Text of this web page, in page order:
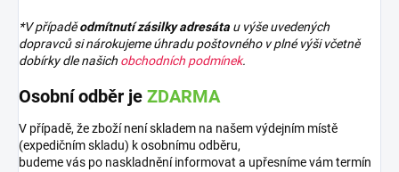
*V případěodmítnutí zásilky adresáta u výše uvedených
dopravců si nárokujeme úhradu poštovného v plné výši včetně
dobírky dle našich obchodních podmínek.
Osobní odběr je ZDARMA
V případě, že zboží není skladem na našem výdejním místě
(expedičním skladu) k osobnímu odběru,
budeme vás po naskladnění informovat a upřesníme vám termín